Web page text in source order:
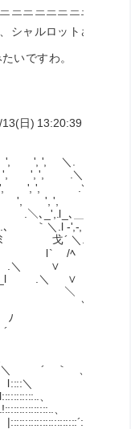
￣￣￣￣￣￣￣￣￣
シャルロットさん・・
すわ。
日) 13:20:39
', ', ',
|l ', ',
. l l ', ',
', ', l.､. ＼
､_',.l_､＿
｀＼.l -',-,
＼.',≡ﾐ､
).＼ ',､', .| ｀
∨ l/////
＼ ∨ |//////
!////// / l
｀ ー‐'
ﾉ
／
l ./
l /
、 .l /
.l / ／
, ' l ./
_ . ' .l ./
＼ .l ./